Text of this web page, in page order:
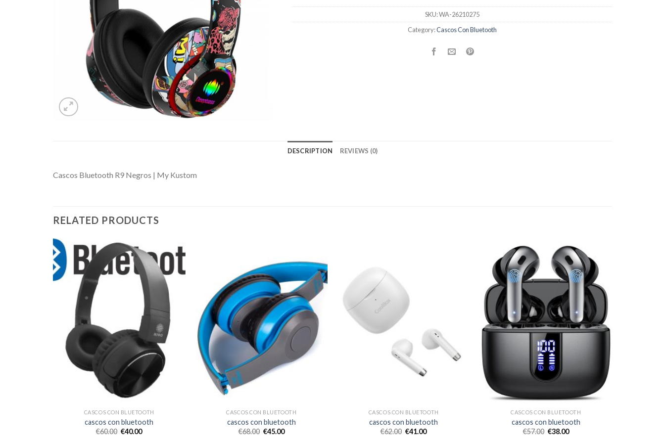
SKU:WA-26210275
Category:Cascos Con Bluetooth
DESCRIPTION REVIEWS (0)
Cascos Bluetooth R9 Negros | My Kustom
RELATED PRODUCTS
CASCOS CON BLUETOOTH
cascos con bluetooth
€60.00 €40.00
CASCOS CON BLUETOOTH
cascos con bluetooth
€68.00 €45.00
CASCOS CON BLUETOOTH
cascos con bluetooth
€62.00 €41.00
CASCOS CON BLUETOOTH
cascos con bluetooth
€57.00 €38.00